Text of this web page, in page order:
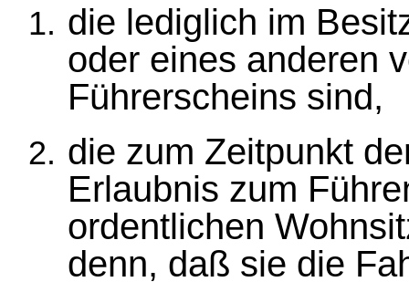
die lediglich im
oder eines anderen
Führerscheins sind,
die zum Zeitpunkt
Erlaubnis zum
ordentlichen
denn, daß sie die